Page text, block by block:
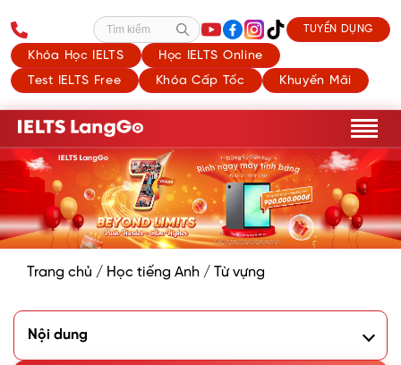
Khóa Học IELTS
Học IELTS Online
Test IELTS Free
Khóa Cấp Tốc Khuyến Mãi
Tìm kiếm TUYỂN DỤNG
Trang chủ / Học tiếng Anh / Từ vựng
Nội dung